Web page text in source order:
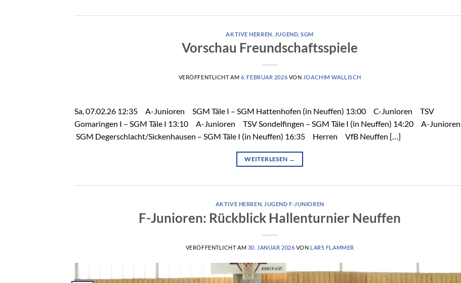
AKTIVE HERREN JUGEND ,SGM
Vorschau Freundschaftsspiele
VERÖFFENTLICHT AM 6. FEBRUAR 2026 VON JOACHIM WALLISCH
Sa, 07.02.26 12:35 A-Junioren SGM Täle I – SGM Hattenhofen (in Neuffen) 13:00 C-Junioren TSV
Gomaringen I – SGM Täle I 13:10 A-Junioren TSV Sondelfingen – SGM Täle I (in Neuffen) 14:20 A-Junioren
SGM Degerschlacht/Sickenhausen – SGM Täle I (in Neuffen) 16:35 Herren VfB Neuffen […]
WEITERLESEN →
AKTIVE HERREN JUGEND F-JUNIOREN
F-Junioren: Rückblick Hallenturnier Neuffen
VERÖFFENTLICHT AM 30. JANUAR 2026 VON LARS FLAMMER